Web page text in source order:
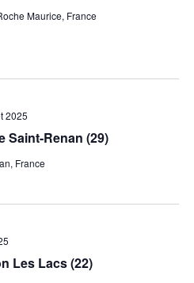
Maurice, France
Saint-Renan (29)
2025
France
Les Lacs (22)